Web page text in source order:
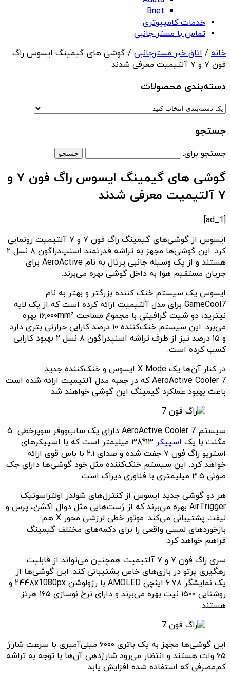
Bnet
خدمات کامپیوتری
تماس با مستر جانبی
خانه / اتاق خبر مسترجانبی / گوشی های گیمینگ ایسوس راگ
فون ۷ و ۷ آلتیمیت معرفی شدند
دسته‌بندی‌ محصولات
جستجو
جستجو برای:
گوشی های گیمینگ ایسوس راگ فون ۷ و
۷ آلتیمیت معرفی شدند
[ad_1]
ایسوس از گوشی‌های گیمینگ راگ فون ۷ و ۷ آلتیمیت رونمایی
کرد. این گوشی‌ها مجهز به تراشه قدرتمند اسنپ‌دراگون ۸ نسل ۲
هستند و از یک وسیله جانبی پرتال به نام AeroActive برای
جریان مستقیم هوا به داخل گوشی بهره می‌برند.
ایسوس یک سیستم خنک کننده بزرگتر و بهتر به نام
GameCool7 برای مدل آلتیمیت ارائه کرده است که از یک لایه
نیترید، دو شیت گرافیتی با مجموع مساحت ۱۶,۰۰۰mm² بهره
می‌برد. این سیستم خنک‌کننده ۱۰ درصد کارایی حرارتی بتری دارد
و ۱۵ درصد نیز از طرف تراشه اسنپدراگون ۸ نسل ۲ بهبود کارایی
کسب کرده است. ‌
در کنار آن‌ها یک X Mode ایسوس و خنک‌کننده جدید
AeroActive Cooler 7 که در جعبه مدل‌ آلتیمیت ارائه شده است
باعث بهبود عملکرد گیمینگ این گوشی‌ خواهند شد.
سیستم AeroActive Cooler 7 دارای یک ساب‌ووفر سوپرخطی ۵
مگنت با یک اسپیکر
۱۳*۳۸ میلیمتر است که با اسپیکرهای
استریو راگ فون ۷ جفت شده و صدای ۲.۱ با باس قوی ارائه
خواهد کرد. این سیستم خنک‌کننده مثل خود گوشی‌ها دارای جک
صوتی ۳.۵ میلیمتری با فناوری دیراک است.
هر دو گوشی جدید ایسوس از کنترل‌های شولدر اولتراسونیک
AirTrigger بهره می‌برند که از ژست‌هایی مثل دوال اکشن، پرس و
لیفت پشتیبانی می‌کند. موتور خطی لرزشی محور X هم
بازخوردهای لمسی واقعی را برای دکمه‌های مختلف گیمینگ
فراهم خواهد کرد.
سری راگ فون ۷ و ۷ آلتیمیت همچنین می‌تواند از قابلیت
رهگیری پرتو در بازی‌های خاص پشتیبانی کند. این گوشی‌ها از
یک نمایشگر ۶.۷۸ اینچی AMOLED با رزولوشن ۲۴۴۸x1080px و
روشنایی ۱۵۰۰ نیت بهره می‌برند و دارای نرخ نوسازی ۱۶۵ هرتز
هستند.
این گوشی‌ها مجهز به یک باتری ۶۰۰۰ میلی‌آمپری با سرعت شارژ
۶۵ وات هستند و انتظار می‌رود شارژدهی آن‌ها با توجه به تراشه
کم‌مصرفی که استفاده شده افزایش یابد.